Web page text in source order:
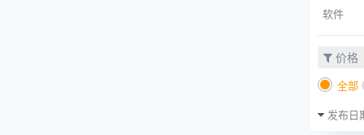
软件
价格
全部
发布日